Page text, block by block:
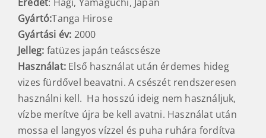
Gyártó:Tanga Hirose
Gyártási év: 2000
Jelleg: fatüzes japán teáscsésze
Használat: Első használat után érdemes hideg
vizes fürdővel beavatni. A csészét rendszeresen
használni kell. Ha hosszú ideig nem használjuk,
vízbe merítve újra be kell avatni. Használat után
mossa el langyos vízzel és puha ruhára fordítva